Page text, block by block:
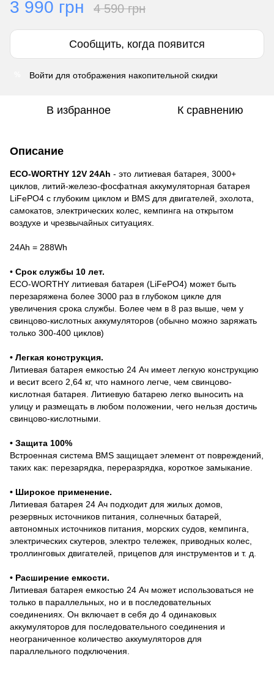
3 990 грн 4 590 грн
Сообщить, когда появится
Войти для отображения накопительной скидки
В избранное К сравнению
Описание
ECO-WORTHY 12V 24Ah - это литиевая батарея, 3000+
циклов, литий-железо-фосфатная аккумуляторная батарея
LiFePO4 с глубоким циклом и BMS для двигателей, эхолота,
самокатов, электрических колес, кемпинга на открытом
воздухе и чрезвычайных ситуациях.
24Ah = 288Wh
• Срок службы 10 лет.
ECO-WORTHY литиевая батарея (LiFePO4) может быть
перезаряжена более 3000 раз в глубоком цикле для
увеличения срока службы. Более чем в 8 раз выше, чем у
свинцово-кислотных аккумуляторов (обычно можно заряжать
только 300-400 циклов)
• Легкая конструкция.
Литиевая батарея емкостью 24 Ач имеет легкую конструкцию
и весит всего 2,64 кг, что намного легче, чем свинцово-
кислотная батарея. Литиевую батарею легко выносить на
улицу и размещать в любом положении, чего нельзя достичь
свинцово-кислотными.
• Защита 100%
Встроенная система BMS защищает элемент от повреждений,
таких как: перезарядка, переразрядка, короткое замыкание.
• Широкое применение.
Литиевая батарея 24 Ач подходит для жилых домов,
резервных источников питания, солнечных батарей,
автономных источников питания, морских судов, кемпинга,
электрических скутеров, электро тележек, приводных колес,
троллинговых двигателей, прицепов для инструментов и т. д.
• Расширение емкости.
Литиевая батарея емкостью 24 Ач может использоваться не
только в параллельных, но и в последовательных
соединениях. Он включает в себя до 4 одинаковых
аккумуляторов для последовательного соединения и
неограниченное количество аккумуляторов для
параллельного подключения.